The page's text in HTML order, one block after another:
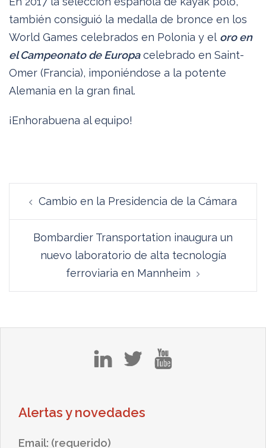
también consiguió la medalla de bronce en los
World Games celebrados en Polonia y el oro en
el Campeonato de Europa celebrado en Saint-
Omer (Francia), imponiéndose a la potente
Alemania en la gran final.
¡Enhorabuena al equipo!
entradas
Cambio en la Presidencia de la Cámara
Bombardier Transportation inaugura un
nuevo laboratorio de alta tecnología
ferroviaria en Mannheim
Alertas y novedades
Email: (requerido)